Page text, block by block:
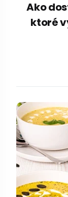
Ako
ktoré